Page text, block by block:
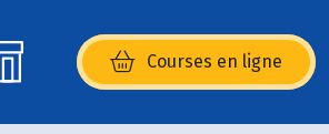
Courses en ligne
(s’ouvre dans une nouvelle